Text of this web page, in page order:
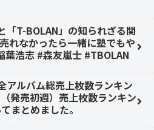
「T-BOLAN」の知られざる関
れなかったら一緒に塾でもや
葉浩志 #森友嵐士 #TBOLAN
アルバム総売上枚数ランキン
発売初週）売上枚数ランキン
まとめました。